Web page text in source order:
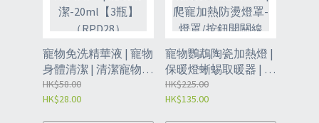
寵物免洗精華液 | 寵物
身體清潔 | 清潔寵物毛
髮 | 抑制細菌滋生 | 寵
物清潔-20ml【3瓶】
HK$58.00
HK$28.00
寵物鸚鵡陶瓷加熱燈 |
保暖燈蜥蜴取暖器 | 防
咬防燙網爬蟲保溫燈
燈罩 | 爬寵加熱防燙燈
HK$225.00
HK$135.00